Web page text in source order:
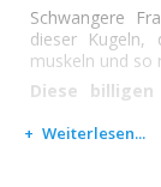
Schwangere
dieser Kugeln,
muskeln und so
Diese billigen
Preises zu
Weiterlesen...